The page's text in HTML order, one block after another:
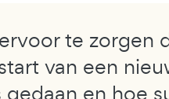
te zorgen
van een
en hoe